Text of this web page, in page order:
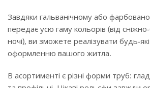
Завдяки гальванічному або
передає усю гаму кольорів (від
ночі), ви зможете реалізувати будь-які
оформленню вашого житла.
В асортименті є різні форми труб: